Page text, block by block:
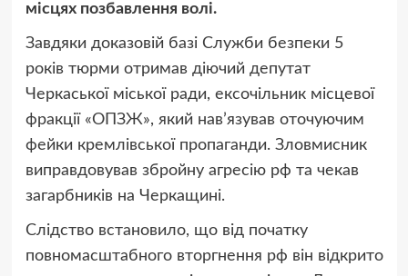
місцях позбавлення волі.
Завдяки доказовій базі Служби безпеки 5
років тюрми отримав діючий депутат
Черкаської міської ради, ексочільник місцевої
фракції «ОПЗЖ», який нав’язував оточуючим
фейки кремлівської пропаганди. Зловмисник
виправдовував збройну агресію рф та чекав
загарбників на Черкащині.
Слідство встановило, що від початку
повномасштабного вторгнення рф він відкрито